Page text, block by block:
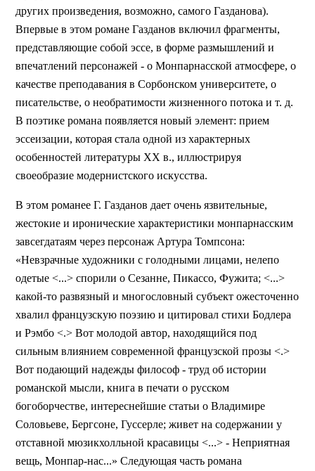
других произведения, возможно, самого Газданова).
Впервые в этом романе Газданов включил фрагменты,
представляющие собой эссе, в форме размышлений и
впечатлений персонажей - о Монпарнасской атмосфере, о
качестве преподавания в Сорбонском университете, о
писательстве, о необратимости жизненного потока и т. д.
В поэтике романа появляется новый элемент: прием
эссеизации, которая стала одной из характерных
особенностей литературы ХХ в., иллюстрируя
своеобразие модернистского искусства.
В этом романее Г. Газданов дает очень язвительные,
жестокие и иронические характеристики монпарнасским
завсегдатаям через персонаж Артура Томпсона:
«Невзрачные художники с голодными лицами, нелепо
одетые <...> спорили о Сезанне, Пикассо, Фужита; <...>
какой-то развязный и многословный субъект ожесточенно
хвалил французскую поэзию и цитировал стихи Бодлера
и Рэмбо <.> Вот молодой автор, находящийся под
сильным влиянием современной французской прозы <.>
Вот подающий надежды философ - труд об истории
романской мысли, книга в печати о русском
богоборчестве, интереснейшие статьи о Владимире
Соловьеве, Бергсоне, Гуссерле; живет на содержании у
отставной мюзикхолльной красавицы <...> - Неприятная
вещь, Монпар-нас...» Следующая часть романа